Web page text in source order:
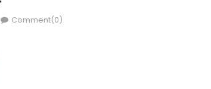
Comment(0)